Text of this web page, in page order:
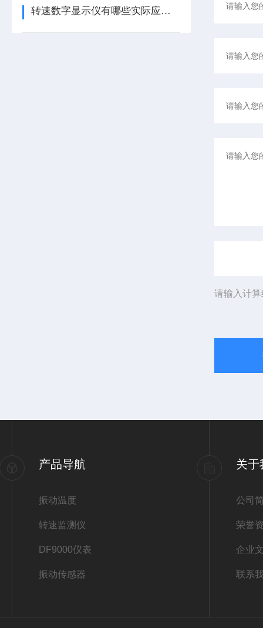
转速数字显示仪有哪些实际应用？
请输入计
产品导航
振动温度
转速监测仪
DF9000仪表
振动传感器
关于
公司
荣誉
企业
联系